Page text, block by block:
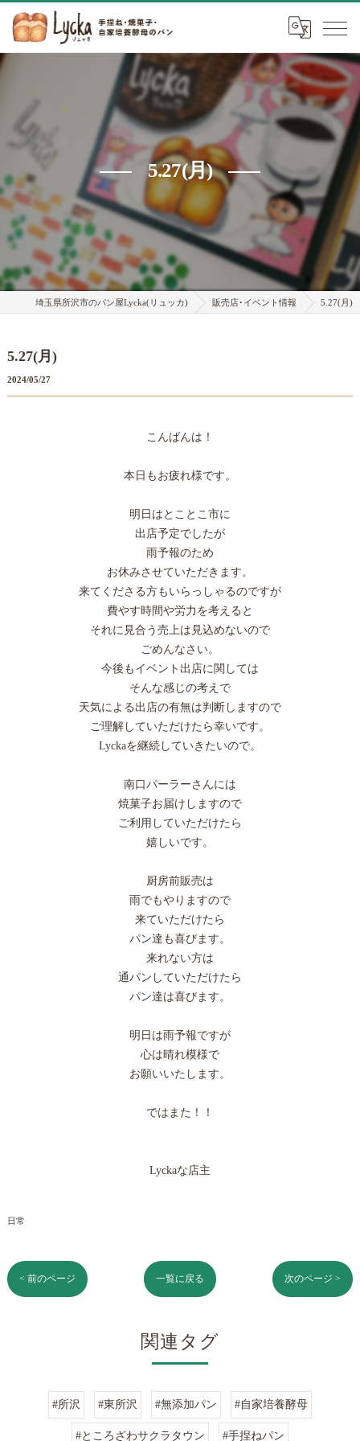
5.27(月)
埼玉県所沢市のパン屋Lycka(リュッカ) 販売店･イベント情報 5.27(月)
5.27(月)
2024/05/27
こんばんは！
本日もお疲れ様です。
明日はとことこ市に
出店予定でしたが
雨予報のため
お休みさせていただきます。
来てくださる方もいらっしゃるのですが
費やす時間や労力を考えると
それに見合う売上は見込めないので
ごめんなさい。
今後もイベント出店に関しては
そんな感じの考えで
天気による出店の有無は判断しますので
ご理解していただけたら幸いです。
Lyckaを継続していきたいので。
南口パーラーさんには
焼菓子お届けしますので
ご利用していただけたら
嬉しいです。
厨房前販売は
雨でもやりますので
来ていただけたら
パン達も喜びます。
来れない方は
通パンしていただけたら
パン達は喜びます。
明日は雨予報ですが
心は晴れ模様で
お願いいたします。
ではまた！！
Lyckaな店主
日常
< 前のページ 一覧に戻る 次のページ >
関連タグ
#所沢 #東所沢 #無添加パン #自家培養酵母
#ところざわサクラタウン #手捏ねパン